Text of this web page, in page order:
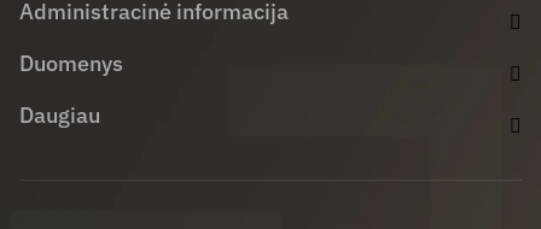
Administracinė informacija
Duomenys
Daugiau